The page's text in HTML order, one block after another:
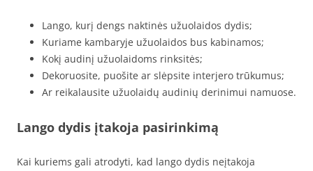
Lango, kurį dengs naktinės užuolaidos dydis;
Kuriame kambaryje užuolaidos bus kabinamos;
Kokį audinį užuolaidoms rinksitės;
Dekoruosite, puošite ar slėpsite interjero trūkumus;
Ar reikalausite užuolaidų audinių derinimui namuose.
Lango dydis įtakoja pasirinkimą
Kai kuriems gali atrodyti, kad lango dydis neįtakoja